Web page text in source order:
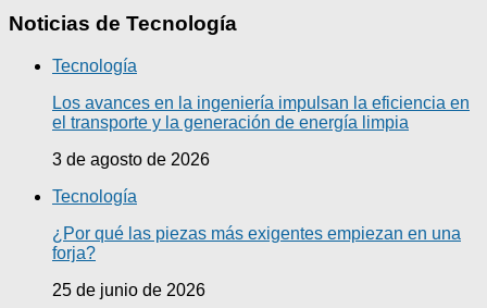
Noticias de Tecnología
Tecnología
Los avances en la ingeniería impulsan la eficiencia en
el transporte y la generación de energía limpia
3 de agosto de 2026
Tecnología
¿Por qué las piezas más exigentes empiezan en una
forja?
25 de junio de 2026